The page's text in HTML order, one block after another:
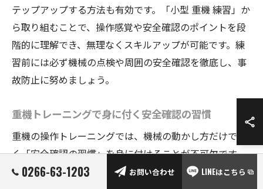
テップアップする方法も有効です。「小型 重機 練習」か
ら取り組むことで、操作感覚や安全確認のポイントを段
階的に理解でき、無理なくスキルアップが可能です。練
習前には必ず機械の点検や周囲の安全確認を徹底し、事
故防止に努めましょう。
重機トレーニングで身に付く安全確認の習慣
重機の操作トレーニングでは、機械の動かし方だけでな
く「安全確認の習慣」を身に付けることが不可欠です。
現場では一瞬の油断が大きな事故につながるため、操作
0266-63-1203 お問い合わせ LINEはこちら